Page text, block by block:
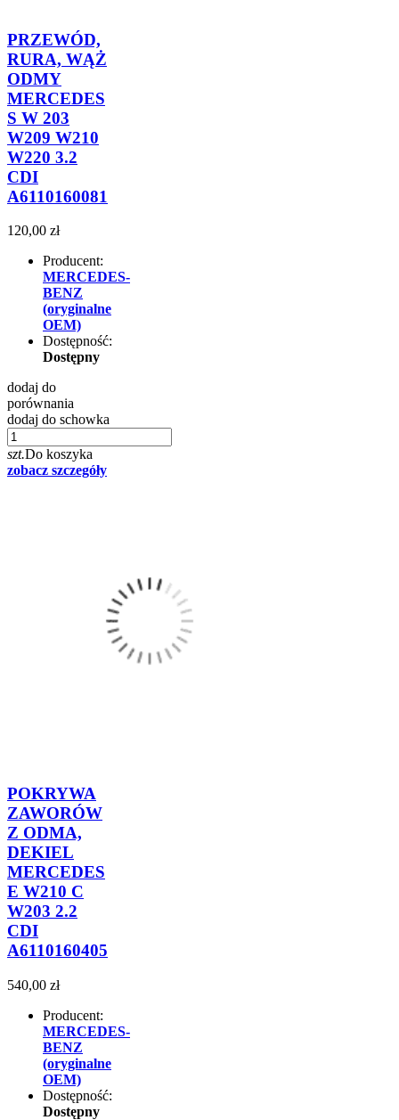
PRZEWÓD,
RURA, WĄŻ
ODMY
MERCEDES
S W 203
W209 W210
W220 3.2
CDI
A6110160081
120,00 zł
Producent:
MERCEDES-
BENZ
(oryginalne
OEM)
Dostępność:
Dostępny
dodaj do
porównania
dodaj do schowka
szt.Do koszyka
zobacz szczegóły
POKRYWA
ZAWORÓW
Z ODMA,
DEKIEL
MERCEDES
E W210 C
W203 2.2
CDI
A6110160405
540,00 zł
Producent:
MERCEDES-
BENZ
(oryginalne
OEM)
Dostępność:
Dostępny